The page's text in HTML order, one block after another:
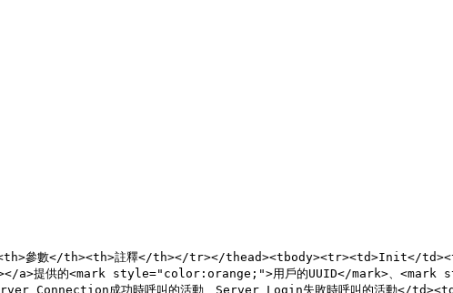
參數</th><th>註釋</th></tr></thead><tbody><tr><td>Init</
供的<mark style="color:orange;">用戶的UUID</mark>、<mark
Connection成功時呼叫的活動、Server Login失敗時呼叫的活動</